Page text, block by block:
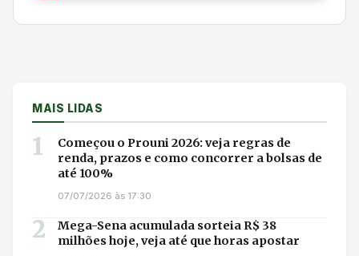
MAIS LIDAS
1
Começou o Prouni 2026: veja regras de
renda, prazos e como concorrer a bolsas de
até 100%
07/07/2026 às 17:30
2
Mega-Sena acumulada sorteia R$ 38
milhões hoje, veja até que horas apostar